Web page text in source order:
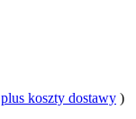
plus koszty dostawy )